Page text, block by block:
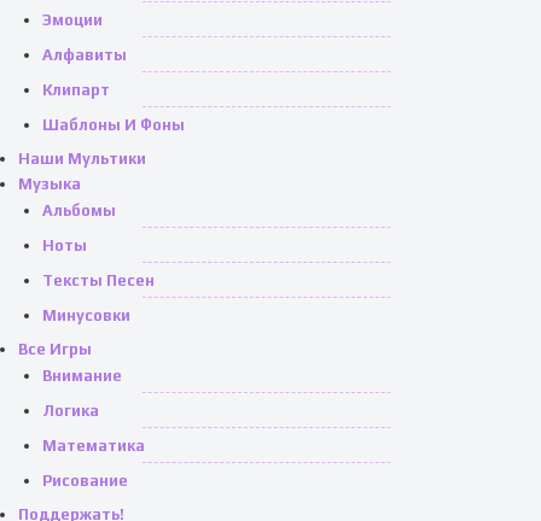
Эмоции
Алфавиты
Клипарт
Шаблоны И Фоны
Наши Мультики
Музыка
Альбомы
Ноты
Тексты Песен
Минусовки
Все Игры
Внимание
Логика
Математика
Рисование
Поддержать!